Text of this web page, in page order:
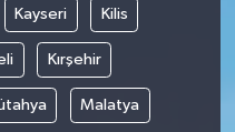
Kayseri Kilis
Kırşehir
Malatya